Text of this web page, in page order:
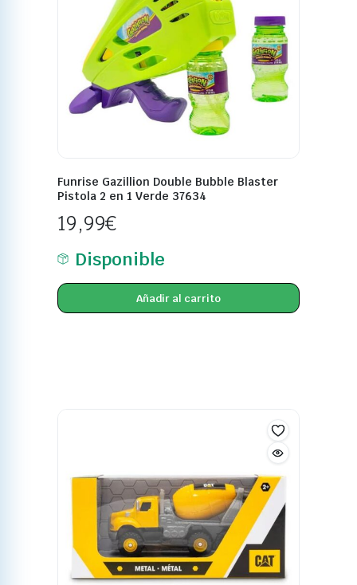
Funrise Gazillion Double Bubble Blaster
Pistola 2 en 1 Verde 37634
19,99€
Disponible
Añadir al carrito